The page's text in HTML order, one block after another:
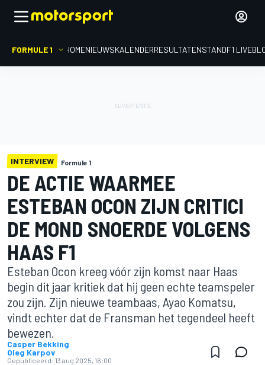
FORMULE 1 HOMENIEUWSKALENDERRESULTATENSTANDF1
INTERVIEW Formule 1
DE ACTIE WAARMEE
ESTEBAN OCON ZIJN CRITICI
DE MOND SNOERDE VOLGENS
HAAS F1
Esteban Ocon kreeg vóór zijn komst naar Haas
begin dit jaar kritiek dat hij geen echte teamspeler
zou zijn. Zijn nieuwe teambaas, Ayao Komatsu,
vindt echter dat de Fransman het tegendeel heeft
bewezen.
Casper Bekking
Oleg Karpov
Gepubliceerd: 13 aug 2025, 16:00